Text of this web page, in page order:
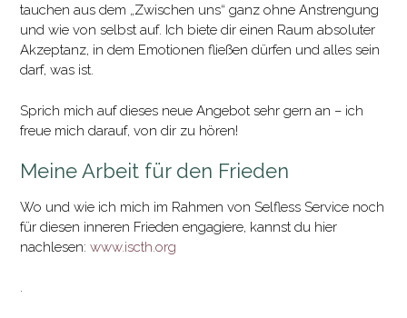
tauchen aus dem „Zwischen uns“ ganz ohne Anstrengung
und wie von selbst auf. Ich biete dir einen Raum absoluter
Akzeptanz, in dem Emotionen fließen dürfen und alles sein
darf, was ist.
Sprich mich auf dieses neue Angebot sehr gern an – ich
freue mich darauf, von dir zu hören!
Meine Arbeit für den Frieden
Wo und wie ich mich im Rahmen von Selfless Service noch
für diesen inneren Frieden engagiere, kannst du hier
nachlesen: www.iscth.org
.